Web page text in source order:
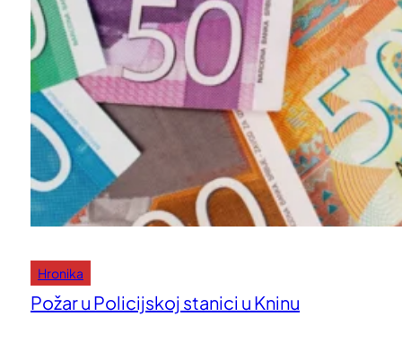
Hronika
Požar u Policijskoj stanici u Kninu